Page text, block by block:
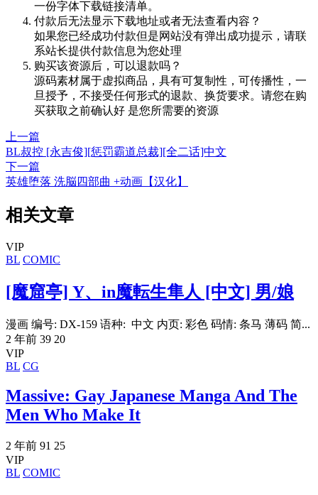
一份字体下载链接清单。
付款后无法显示下载地址或者无法查看内容？
如果您已经成功付款但是网站没有弹出成功提示，请联
系站长提供付款信息为您处理
购买该资源后，可以退款吗？
源码素材属于虚拟商品，具有可复制性，可传播性，一
旦授予，不接受任何形式的退款、换货要求。请您在购
买获取之前确认好 是您所需要的资源
上一篇
BL叔控 [永吉俊][惩罚霸道总裁][全二话]中文
下一篇
英雄堕落 洗脳四部曲 +动画【汉化】
相关文章
VIP
BL COMIC
[魔窟亭] Y、in魔転生隼人 [中文] 男/娘
漫画 编号: DX-159 语种: 中文 内页: 彩色 码情: 条马 薄码 简...
2 年前 39 20
VIP
BL CG
Massive: Gay Japanese Manga And The
Men Who Make It
2 年前 91 25
VIP
BL COMIC